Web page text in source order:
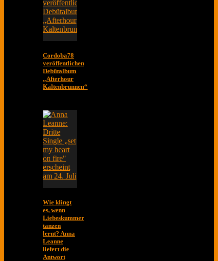
Cordoba78
veröffentlichen
Debütalbum
„Afterhour
Kaltenbrunnen“
Wie klingt
es, wenn
Liebeskummer
tanzen
lernt? Anna
Leanne
liefert die
Antwort